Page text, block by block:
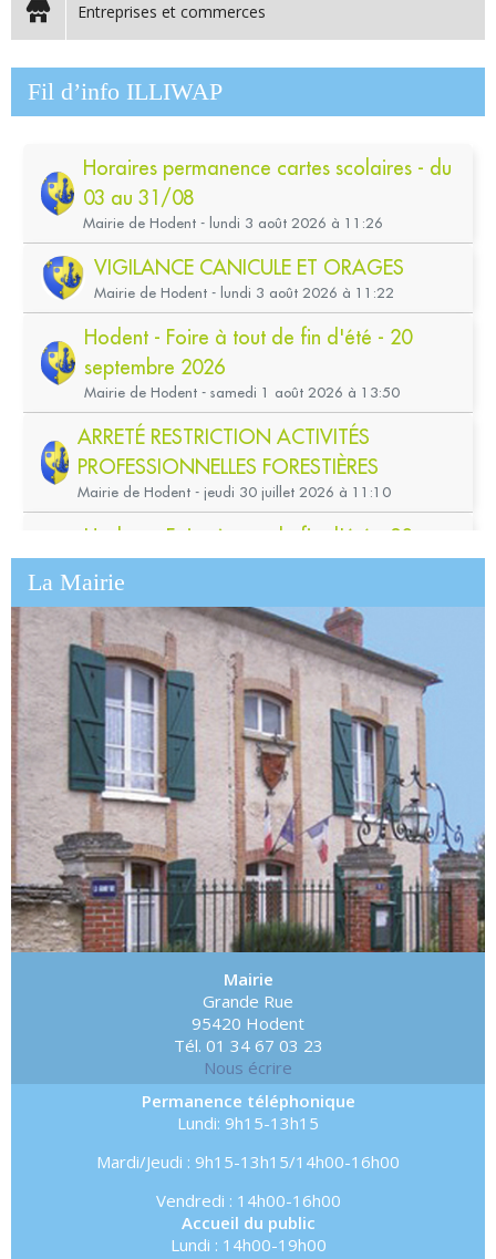
Entreprises et commerces
Fil d’info ILLIWAP
La Mairie
Mairie
Grande Rue
95420 Hodent
Tél. 01 34 67 03 23
Nous écrire
Permanence téléphonique
Lundi: 9h15-13h15
Mardi/Jeudi : 9h15-13h15/14h00-16h00
Vendredi : 14h00-16h00
Accueil du public
Lundi : 14h00-19h00